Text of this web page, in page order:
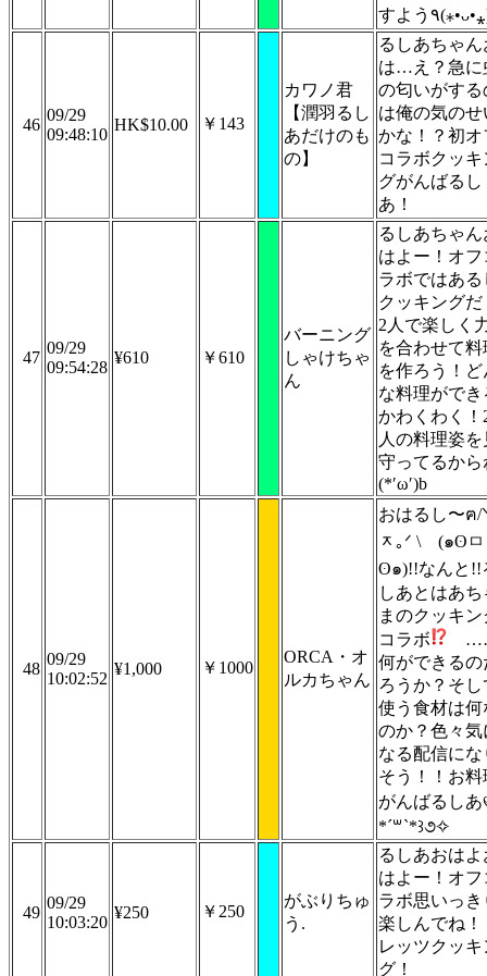
46
09/29
09:48:10
HK$10.00 ￥143
カワノ君
【潤羽るし
あだけのも
の】
るしあちゃん
は…え？急に
の匂いがする
は俺の気のせ
かな！？初オ
コラボクッキ
グがんばるし
あ！
47
09/29
09:54:28
¥610 ￥610
バーニング
しゃけちゃ
ん
るしあちゃん
はよー！オフ
ラボではある
クッキングだ
2人で楽しく
を合わせて料
を作ろう！ど
な料理ができ
かわくわく！
人の料理姿を
守ってるから
(*′ω′)b
48
09/29
10:02:52
¥1,000 ￥1000
ORCA・オ
ルカちゃん
おはるし〜ฅ/
ᆽ｡ᐟ \ (๑ʘㅁ
ʘ๑)!!なんと!!
しあとはあち
まのクッキン
コラボ
何ができるの
ろうか？そし
使う食材は何
のか？色々気
なる配信にな
そう！！お料
がんばるしあ
*´꒳`*꒱૭✧
49
09/29
10:03:20
¥250 ￥250
がぶりちゅ
う.
るしあおはよ
はよー！オフ
ラボ思いっき
楽しんでね！
レッツクッキ
グ！